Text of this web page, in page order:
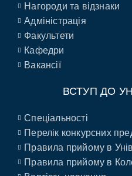
Нагороди та відзнаки
Адміністрація
Факультети
Кафедри
Вакансії
ВСТУП ДО
Спеціальності
Перелік конкурсних
Правила прийому в
Правила прийому в